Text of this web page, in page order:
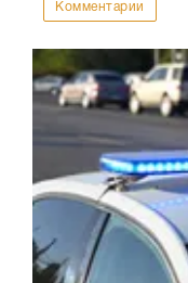
Комментарии